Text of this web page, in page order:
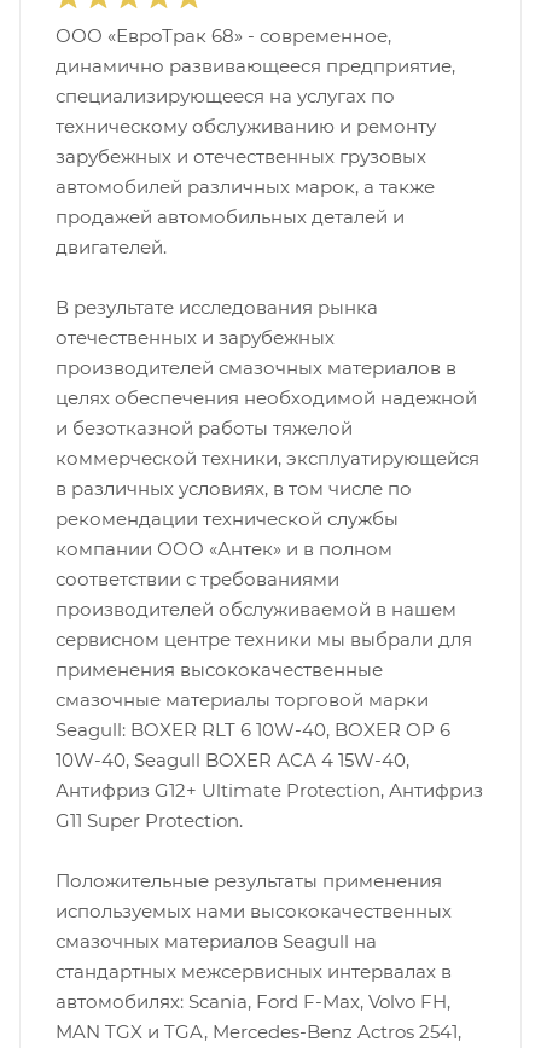
ООО «ЕвроТрак 68» - современное,
динамично развивающееся предприятие,
специализирующееся на услугах по
техническому обслуживанию и ремонту
зарубежных и отечественных грузовых
автомобилей различных марок, а также
продажей автомобильных деталей и
двигателей.
В результате исследования рынка
отечественных и зарубежных
производителей смазочных материалов в
целях обеспечения необходимой надежной
и безотказной работы тяжелой
коммерческой техники, эксплуатирующейся
в различных условиях, в том числе по
рекомендации технической службы
компании ООО «Антек» и в полном
соответствии с требованиями
производителей обслуживаемой в нашем
сервисном центре техники мы выбрали для
применения высококачественные
смазочные материалы торговой марки
Seagull: BOXER RLT 6 10W-40, BOXER OP 6
10W-40, Seagull BOXER АСА 4 15W-40,
Антифриз G12+ Ultimate Protection, Антифриз
G11 Super Protection.
Положительные результаты применения
используемых нами высококачественных
смазочных материалов Seagull на
стандартных межсервисных интервалах в
автомобилях: Scania, Ford F-Max, Volvo FH,
MAN TGX и TGA, Mercedes-Benz Actros 2541,